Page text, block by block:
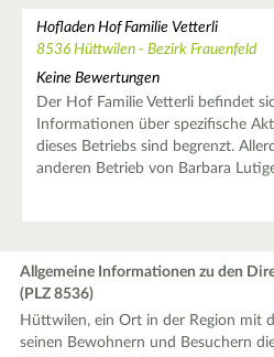
Hofladen Hof Familie Vetterli
8536 Hüttwilen - Bezirk Frauenfeld
Keine Bewertungen
Der Hof Familie Vetterli befindet
Informationen über spezifische
dieses Betriebs sind begrenzt.
anderen Betrieb von Barbara
Allgemeine Informationen zu den
(PLZ 8536)
Hüttwilen, ein Ort in der Region mit
seinen Bewohnern und Besuchern